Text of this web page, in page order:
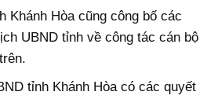
Khánh Hòa cũng công bố các
UBND tỉnh về công tác cán bộ
tỉnh Khánh Hòa có các quyết